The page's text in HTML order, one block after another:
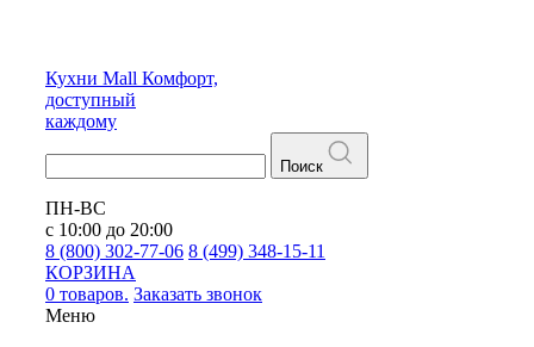
Кухни Mall Комфорт,
доступный
каждому
Поиск
ПН-ВС
с 10:00 до 20:00
8 (800) 302-77-06 8 (499) 348-15-11
КОРЗИНА
0 товаров. Заказать звонок
Меню